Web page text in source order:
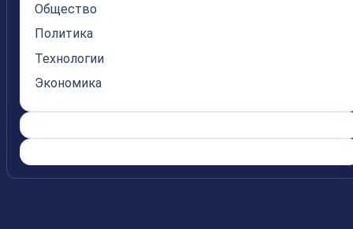
Общество
Политика
Технологии
Экономика